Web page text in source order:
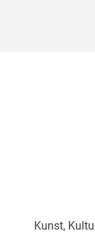
Kunst,